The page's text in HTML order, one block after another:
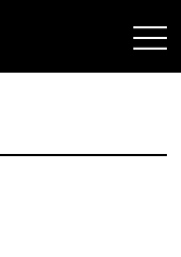
Lüdenscheid